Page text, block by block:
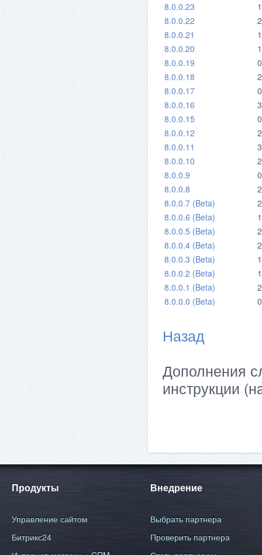
8.0.0.23
8.0.0.22
8.0.0.21
8.0.0.20
8.0.0.19
8.0.0.18
8.0.0.17
8.0.0.16
8.0.0.15
8.0.0.12
8.0.0.11
8.0.0.10
8.0.0.9
8.0.0.8
8.0.0.7 (Beta)
8.0.0.6 (Beta)
8.0.0.5 (Beta)
8.0.0.4 (Beta)
8.0.0.3 (Beta)
8.0.0.2 (Beta)
8.0.0.1 (Beta)
8.0.0.0 (Beta)
Назад
Дополнения
инструкции
Продукты
Управление сайтом
Битрикс24
Внедрение
Выбрать партнера
Проверить партнера